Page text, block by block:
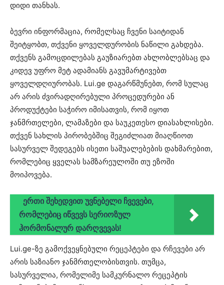
დიდი თანხას.
ბევრი ინფორმაცია, რომელსაც ჩვენი საიტიდან
შეიტყობთ, თქვენი ყოველდურობის ნაწილი გახდება.
თქვენს გამოცდილებას გაუზიარებთ ახლობლებსაც და
კიდევ უფრო მეტ ადამიანს გავუმარტივებთ
ყოველდღიურობას. Lui.ge დაგარწმუნებთ, რომ სულაც
არ არის ძვირადღირებული პროცედურები ან
პროდუქტები საჭირო იმისათვის, რომ იყოთ
ჯანმრთელები, ლამაზები და საუკეთესო დიასახლისები.
თქვენ სახლის პირობებშიც შეგიძლიათ მიაღწიოთ
სასურველ შედეგებს ისეთი საშუალებების დახმარებით,
რომლებიც ყველას სამზარეულოში თუ ეზოში
მოიპოვება.
ერთი შეხედვით უვნებელი ჩვევები,
რომლებიც იწვევს სერიოზულ
ჰორმონალურ დარღვევას!
Lui.ge-ზე გამოქვეყნებული რეცეპტები და რჩევები არ
არის საზიანო ჯანმრთელობისთვის. თუმცა,
სასურველია, რომელიმე სამკურნალო რეცეპტის